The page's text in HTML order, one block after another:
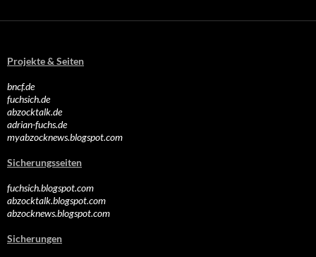
Projekte & Seiten
bncf.de
fuchsich.de
abzocktalk.de
adrian-fuchs.de
myabzocknews.blogspot.com
Sicherungsseiten
fuchsich.blogspot.com
abzocktalk.blogspot.com
abzocknews.blogspot.com
Sicherungen